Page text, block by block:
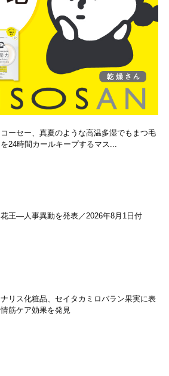
コーセー、真夏のような高温多湿でもまつ毛
を24時間カールキープするマス...
花王―人事異動を発表／2026年8月1日付
ナリス化粧品、セイタカミロバラン果実に表
情筋ケア効果を発見